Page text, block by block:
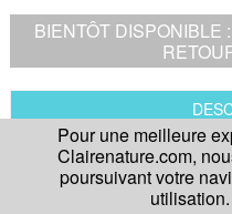
BIENTÔT DISPONIBLE
CONSEILS
Pour une meilleure
Clairenature.com,
poursuivant votre
utilisation.